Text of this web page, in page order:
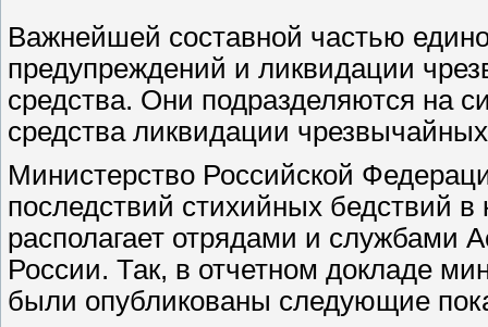
Важнейшей составной частью
предупреждений и ликвидации
средства. Они подразделяются на
средства ликвидации
Министерство Российской
последствий стихийных бедствий
располагает отрядами и службами
России. Так, в отчетном докладе
были опубликованы следующие